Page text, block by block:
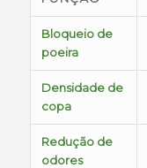
Bloqueio de
poeira
Densidade de
copa
Redução de
odores